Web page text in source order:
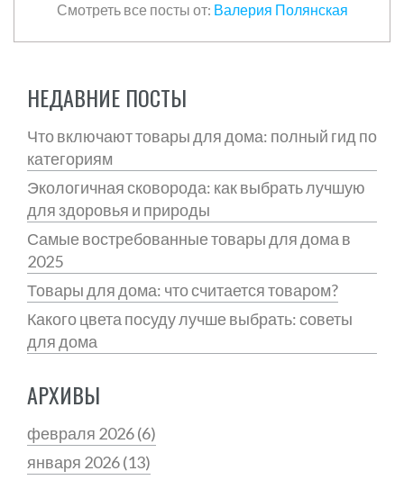
Смотреть все посты от: Валерия Полянская
НЕДАВНИЕ ПОСТЫ
Что включают товары для дома: полный гид по
категориям
Экологичная сковорода: как выбрать лучшую
для здоровья и природы
Самые востребованные товары для дома в
2025
Товары для дома: что считается товаром?
Какого цвета посуду лучше выбрать: советы
для дома
АРХИВЫ
февраля 2026(6)
января 2026(13)